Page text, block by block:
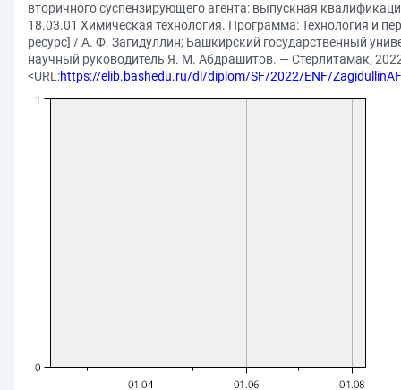
вторичного суспензирующего агента: выпускная
18.03.01 Химическая технология. Программа: Технология и
ресурс] / А. Ф. Загидуллин; Башкирский государственный
научный руководитель Я. М. Абдрашитов. — Стерлитамак,
<URL:https://elib.bashedu.ru/dl/diplom/SF/2022/ENF/